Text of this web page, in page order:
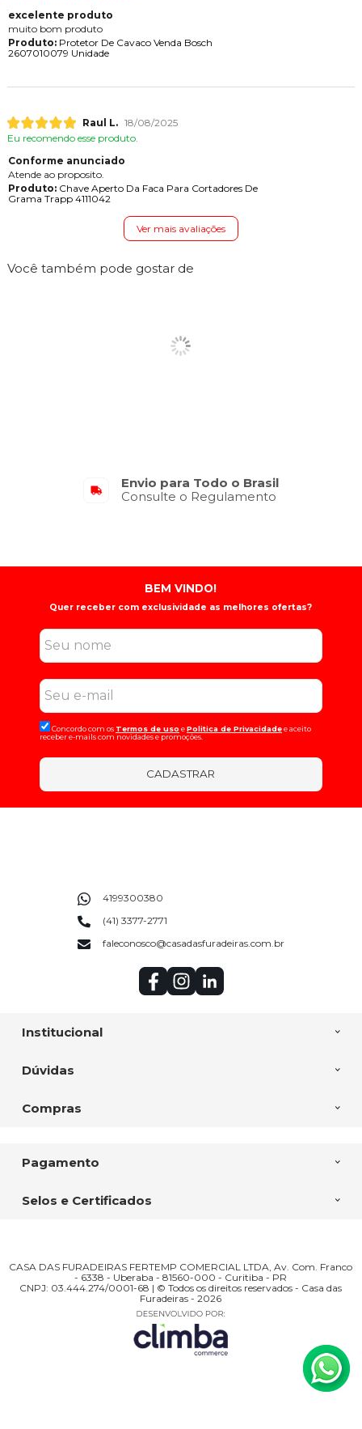
excelente produto
muito bom produto
Produto:Protetor De Cavaco Venda Bosch
2607010079 Unidade
Raul L. 18/08/2025
Eu recomendo esse produto.
Conforme anunciado
Atende ao proposito.
Produto:Chave Aperto Da Faca Para Cortadores De
Grama Trapp 4111042
Ver mais avaliações
Você também pode gostar de
Envio para Todo o Brasil
Consulte o Regulamento
BEM VINDO!
Quer receber com exclusividade as melhores ofertas?
Concordo com os Termos de uso ePolitica de Privacidadee aceito
receber e-mails com novidades e promoções.
CADASTRAR
Institucional
Dúvidas
Compras
4199300380
(41) 3377-2771
faleconosco@casadasfuradeiras.com.br
Pagamento
Selos e Certificados
CASA DAS FURADEIRAS FERTEMP COMERCIAL LTDA, Av. Com. Franco
- 6338 - Uberaba - 81560-000 - Curitiba - PR
CNPJ: 03.444.274/0001-68 | © Todos os direitos reservados - Casa das
Furadeiras - 2026